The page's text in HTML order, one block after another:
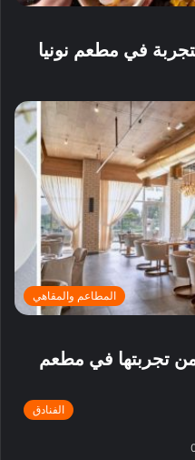
في مطعم نونيا
المطاعم والمقاهي
من تجربتها في مطعم
الفنادق